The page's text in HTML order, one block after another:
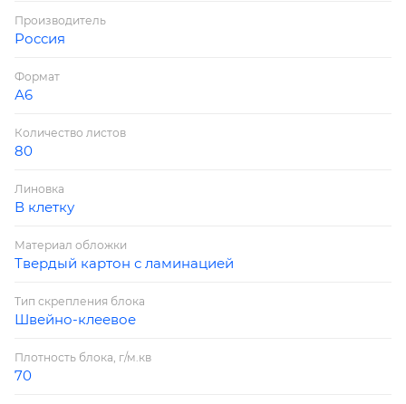
Производитель
Россия
Формат
А6
Количество листов
80
Линовка
В клетку
Материал обложки
Твердый картон с ламинацией
Тип скрепления блока
Швейно-клеевое
Плотность блока, г/м.кв
70